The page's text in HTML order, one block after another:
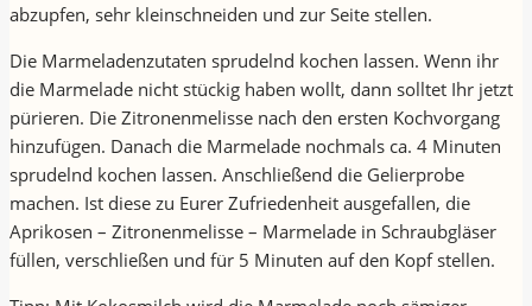
abzupfen, sehr kleinschneiden und zur Seite stellen.
Die Marmeladenzutaten sprudelnd kochen lassen. Wenn ihr
die Marmelade nicht stückig haben wollt, dann solltet Ihr jetzt
pürieren. Die Zitronenmelisse nach den ersten Kochvorgang
hinzufügen. Danach die Marmelade nochmals ca. 4 Minuten
sprudelnd kochen lassen. Anschließend die Gelierprobe
machen. Ist diese zu Eurer Zufriedenheit ausgefallen, die
Aprikosen – Zitronenmelisse – Marmelade in Schraubgläser
füllen, verschließen und für 5 Minuten auf den Kopf stellen.